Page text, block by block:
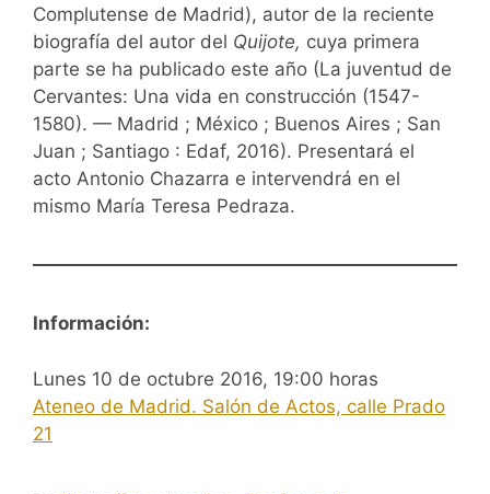
Complutense de Madrid), autor de la reciente
biografía del autor del Quijote, cuya primera
parte se ha publicado este año (La juventud de
Cervantes: Una vida en construcción (1547-
1580). — Madrid ; México ; Buenos Aires ; San
Juan ; Santiago : Edaf, 2016). Presentará el
acto Antonio Chazarra e intervendrá en el
mismo María Teresa Pedraza.
Información:
Lunes 10 de octubre 2016, 19:00 horas
Ateneo de Madrid. Salón de Actos, calle Prado
21